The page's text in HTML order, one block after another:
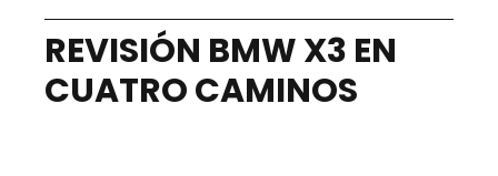
REVISIÓN BMW X3 EN
CUATRO CAMINOS